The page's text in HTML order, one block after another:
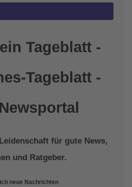
Tageblatt -
Tageblatt -
für gute News,
und Ratgeber.
neue Nachrichten